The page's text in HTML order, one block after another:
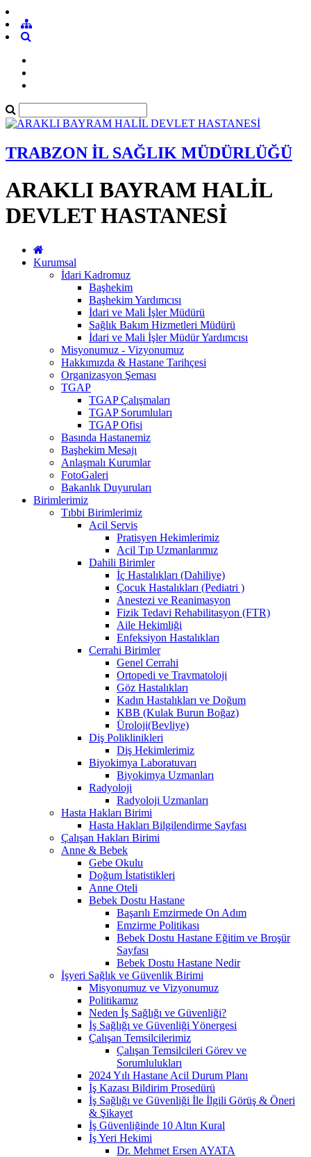
TRABZON İL SAĞLIK MÜDÜRLÜĞÜ
ARAKLI BAYRAM HALİL
DEVLET HASTANESİ
Kurumsal
İdari Kadromuz
Başhekim
Başhekim Yardımcısı
İdari ve Mali İşler Müdürü
Sağlık Bakım Hizmetleri Müdürü
İdari ve Mali İşler Müdür Yardımcısı
Misyonumuz - Vizyonumuz
Hakkımızda & Hastane Tarihçesi
Organizasyon Şeması
TGAP
TGAP Çalışmaları
TGAP Sorumluları
TGAP Ofisi
Basında Hastanemiz
Başhekim Mesajı
Anlaşmalı Kurumlar
FotoGaleri
Bakanlık Duyuruları
Birimlerimiz
Tıbbi Birimlerimiz
Acil Servis
Pratisyen Hekimlerimiz
Acil Tıp Uzmanlarımız
Dahili Birimler
İç Hastalıkları (Dahiliye)
Çocuk Hastalıkları (Pediatri )
Anestezi ve Reanimasyon
Fizik Tedavi Rehabilitasyon (FTR)
Aile Hekimliği
Enfeksiyon Hastalıkları
Cerrahi Birimler
Genel Cerrahi
Ortopedi ve Travmatoloji
Göz Hastalıkları
Kadın Hastalıkları ve Doğum
KBB (Kulak Burun Boğaz)
Üroloji(Bevliye)
Diş Poliklinikleri
Diş Hekimlerimiz
Biyokimya Laboratuvarı
Biyokimya Uzmanları
Radyoloji
Radyoloji Uzmanları
Hasta Hakları Birimi
Hasta Hakları Bilgilendirme Sayfası
Çalışan Hakları Birimi
Anne & Bebek
Gebe Okulu
Doğum İstatistikleri
Anne Oteli
Bebek Dostu Hastane
Başarılı Emzirmede On Adım
Emzirme Politikası
Bebek Dostu Hastane Eğitim ve Broşür
Sayfası
Bebek Dostu Hastane Nedir
İşyeri Sağlık ve Güvenlik Birimi
Misyonumuz ve Vizyonumuz
Politikamız
Neden İş Sağlığı ve Güvenliği?
İş Sağlığı ve Güvenliği Yönergesi
Çalışan Temsilcilerimiz
Çalışan Temsilcileri Görev ve
Sorumlulukları
2024 Yılı Hastane Acil Durum Planı
İş Kazası Bildirim Prosedürü
İş Sağlığı ve Güvenliği İle İlgili Görüş & Öneri
& Şikayet
İş Güvenliğinde 10 Altın Kural
İş Yeri Hekimi
Dr. Mehmet Ersen AYATA